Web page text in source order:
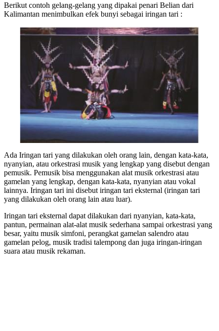
Berikut contoh gelang-gelang yang dipakai penari Belian dari
Kalimantan menimbulkan efek bunyi sebagai iringan tari :
Ada Iringan tari yang dilakukan oleh orang lain, dengan kata-kata,
nyanyian, atau orkestrasi musik yang lengkap yang disebut dengan
pemusik. Pemusik bisa menggunakan alat musik orkestrasi atau
gamelan yang lengkap, dengan kata-kata, nyanyian atau vokal
lainnya. Iringan tari ini disebut iringan tari eksternal (iringan tari
yang dilakukan oleh orang lain atau luar).
Iringan tari eksternal dapat dilakukan dari nyanyian, kata-kata,
pantun, permainan alat-alat musik sederhana sampai orkestrasi yang
besar, yaitu musik simfoni, perangkat gamelan salendro atau
gamelan pelog, musik tradisi talempong dan juga iringan-iringan
suara atau musik rekaman.